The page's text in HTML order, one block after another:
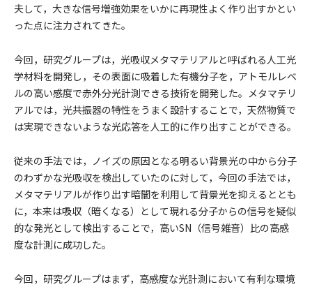
夫して，大きな信号増強効果をいかに再現性よく作り出すかとい
った点に注力されてきた。
今回，研究グループは，光吸収メタマテリアルと呼ばれる人工光
学材料を開発し，その表面に吸着した有機分子を，アトモルレベ
ルの高い感度で赤外分光計測できる技術を開発した。メタマテリ
アルでは，光共振器の特性をうまく設計することで，天然物質で
は実現できないような光応答を人工的に作り出すことができる。
従来の手法では，ノイズの原因となる明るい背景光の中から分子
のわずかな光吸収を検出していたのに対して，今回の手法では，
メタマテリアルが作り出す暗闇を利用して背景光を抑えるととも
に，本来は吸収（暗くなる）として現れる分子からの信号を疑似
的な発光として検出することで，高いSN（信号雑音）比の高感
度な計測に成功した。
今回，研究グループはまず，高感度な光計測において有利な環境